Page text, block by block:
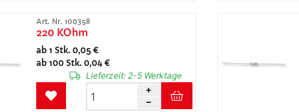
Art. Nr. 100358
220 KOhm
ab 1 Stk. 0,05 €
ab 100 Stk. 0,04 €
Lieferzeit: 2-5 Werktage